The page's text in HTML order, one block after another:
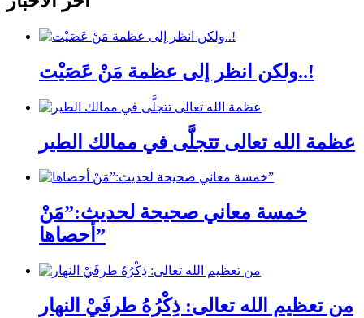
ولكن انظر إلى عظمة مَنْ عَصَيْت..!
عظمة الله تعالى تتجلَّى في ممالك الطير
خمسة معاني صحيحة لحديث:”مَنْ
أحصاها”
من تعظيم الله تعالى: ذِكْرُهُ طرفَيْ النهار